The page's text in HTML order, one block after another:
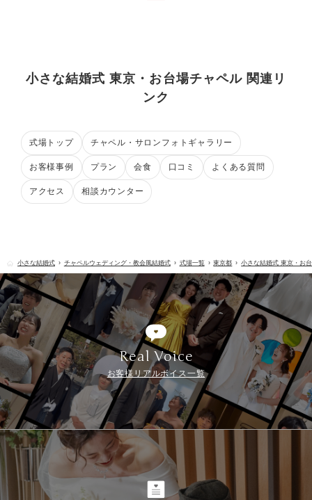
小さな結婚式 東京・お台場チャペル 関連リ
ンク
式場トップ チャペル・サロンフォトギャラリー
お客様事例 プラン 会食 口コミ よくある質問
アクセス 相談カウンター
小さな結婚式 チャペルウェディング・教会風結婚式 式場一覧 東京都 小さな結婚式 東京・お
Real Voice
お客様リアルボイス一覧